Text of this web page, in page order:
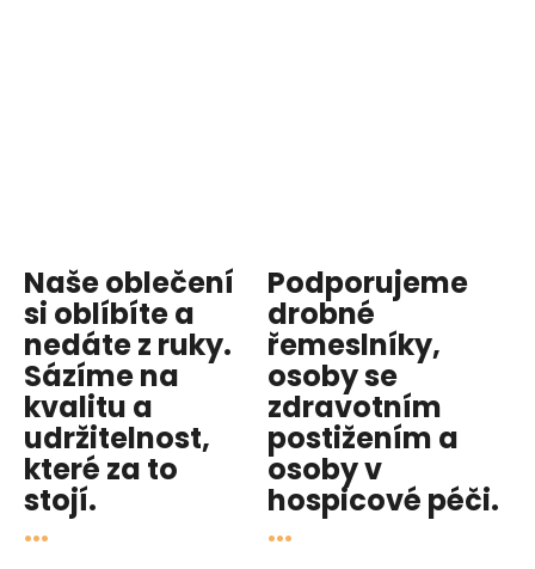
Naše oblečení
si oblíbíte a
nedáte z ruky.
Sázíme na
kvalitu a
udržitelnost,
které za to
stojí.
...
Podporujeme
drobné
řemeslníky,
osoby se
zdravotním
postižením a
osoby v
hospicové péči.
...